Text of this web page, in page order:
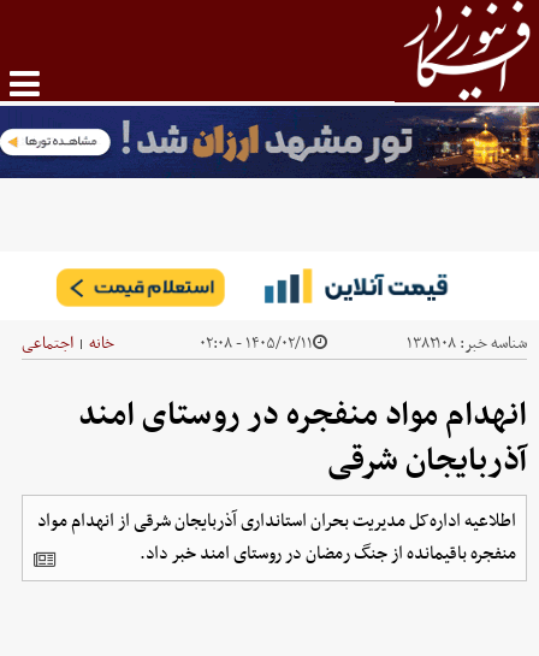
شناسه خبر:۱۳۸۲۱۰۸ ۱۴۰۵/۰۲/۱۱ - ۰۲:۰۸ خانه | اجتماعی
انهدام مواد منفجره در روستای امند
آذربایجان شرقی
اطلاعیه اداره‌کل مدیریت بحران استانداری آذربایجان شرقی از انهدام مواد
منفجره باقیمانده از جنگ رمضان در روستای امند خبر داد.